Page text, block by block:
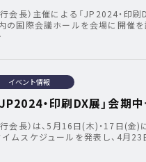
会長）主催による「JP2024・印
の国際会議ホールを会場に開催
イベント情報
・印刷DX展」会期
会長）は、5月16日(木)・17日(金)
ムスケジュールを発表し、4月